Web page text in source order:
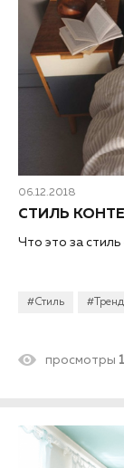
06.12.2018
#Стиль
СТИЛЬ
Что это за
просмотры